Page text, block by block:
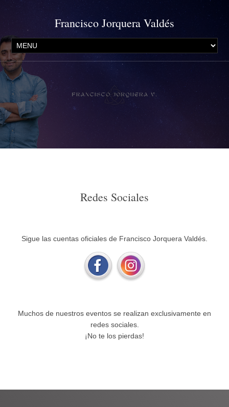
Francisco Jorquera Valdés
Redes Sociales
Sigue las cuentas oficiales de Francisco Jorquera Valdés.
Muchos de nuestros eventos se realizan exclusivamente en
redes sociales.
¡No te los pierdas!